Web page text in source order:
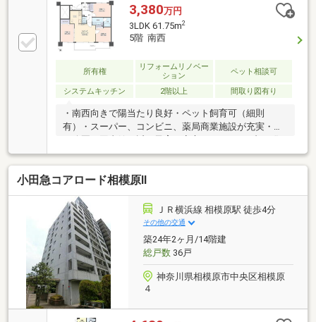
3,380万円
3LDK 61.75m2
5階 南西
所有権
リフォームリノベー
ション
ペット相談可
システムキッチン 2階以上 間取り図有り
・南西向きで陽当たり良好・ペット飼育可（細則
有）・スーパー、コンビニ、薬局商業施設が充実・広
住戸1匹、成年時で体長50cm相当・体重10kg相当）●
駐車場空きあり※R8年6月29日現在（月額）10 000円～
13 000円●駐輪場空きあり（月額）300円●バイク置き
場空きあり※R8年6月29日現在（月額）1 000円複数の
住宅ローンのご紹介も可能です御相談からもOKお気軽
にお問い合わせください!
小田急コアロード相模原Ⅱ
ＪＲ横浜線 相模原駅 徒歩4分
その他の交通
築24年2ヶ月/14階建
総戸数36戸
神奈川県相模原市中央区相模原
４